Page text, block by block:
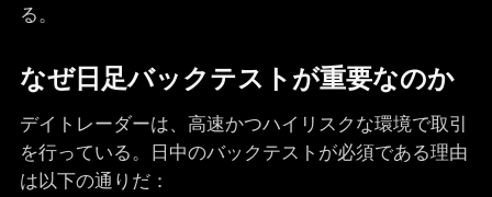
る。
なぜ日足バックテストが重要なのか
デイトレーダーは、高速かつハイリスクな環境で取引
を行っている。日中のバックテストが必須である理由
は以下の通りだ：